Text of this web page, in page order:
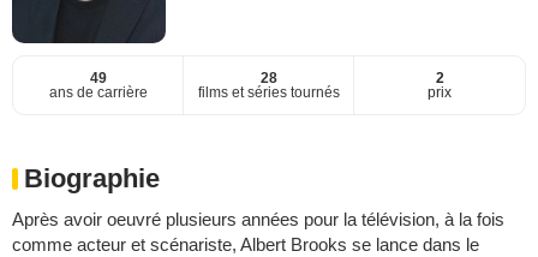
49
ans de carrière
28
films et séries tournés
2
prix
Biographie
Après avoir oeuvré plusieurs années pour la télévision, à la fois
comme acteur et scénariste, Albert Brooks se lance dans le